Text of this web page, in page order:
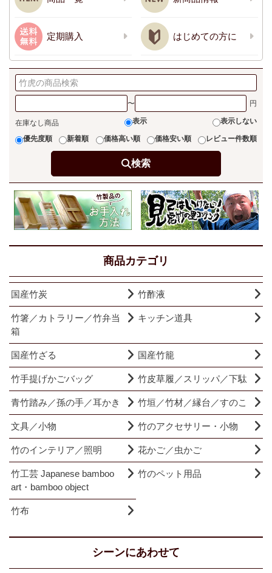
定期購入 はじめての方に
〜
在庫なし商品 表示 表示しない
優先度順 新着順 価格高い順 価格安い順 レビュー件数順
検索
商品カテゴリ
国産竹炭 竹酢液
竹箸／カトラリー／竹弁当
箱
キッチン道具
国産竹ざる 国産竹籠
竹手提げかごバッグ 竹皮草履／スリッパ／下駄
青竹踏み／孫の手／耳かき 竹垣／竹材／縁台／すのこ
文具／小物 竹のアクセサリー・小物
竹のインテリア／照明 花かご／虫かご
竹工芸 Japanese bamboo
art・bamboo object
竹のペット用品
竹布
シーンにあわせて